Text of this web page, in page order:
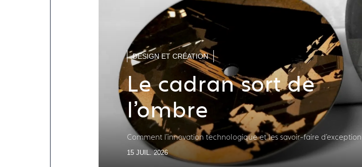
DESIGN ET CRÉATION
Le cadran sort de
l'ombre
Comment l'innovation technologique et les savoir-faire
15 JUIL. 2026